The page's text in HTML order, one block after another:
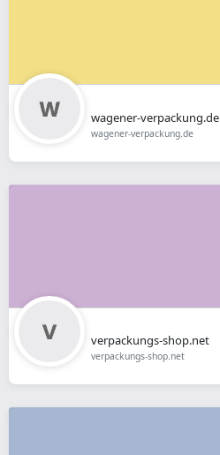
wagener-verpackung.de
wagener-verpackung.de
verpackungs-shop.net
verpackungs-shop.net